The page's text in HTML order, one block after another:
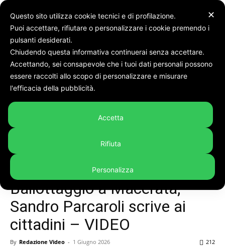
Home In evidenza
Ballottaggio a Macerata,
Sandro Parcaroli scrive ai
cittadini – VIDEO
By Redazione Video - 1 Giugno 2026 212
✕
Questo sito utilizza cookie tecnici e di profilazione.
Puoi accettare, rifiutare o personalizzare i cookie premendo i
pulsanti desiderati.
Chiudendo questa informativa continuerai senza accettare.
Accettando, sei consapevole che i tuoi dati personali possono
essere raccolti allo scopo di personalizzare e misurare
l'efficacia della pubblicità.
Accetta
Rifiuta
Personalizza